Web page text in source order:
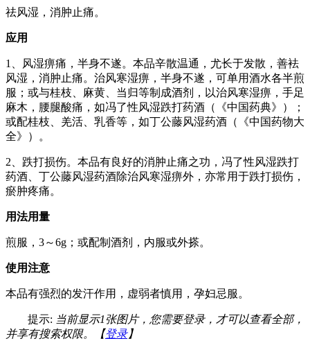
祛风湿，消肿止痛。
应用
1、风湿痹痛，半身不遂。本品辛散温通，尤长于发散，善袪
风湿，消肿止痛。治风寒湿痹，半身不遂，可单用酒水各半煎
服；或与桂枝、麻黄、当归等制成酒剂，以治风寒湿痹，手足
麻木，腰腿酸痛，如冯了性风湿跌打药酒（《中国药典》）；
或配桂枝、羌活、乳香等，如丁公藤风湿药酒（《中国药物大
全》）。
2、跌打损伤。本品有良好的消肿止痛之功，冯了性风湿跌打
药酒、丁公藤风湿药酒除治风寒湿痹外，亦常用于跌打损伤，
瘀肿疼痛。
用法用量
煎服，3～6g；或配制酒剂，内服或外搽。
使用注意
本品有强烈的发汗作用，虚弱者慎用，孕妇忌服。
提示: 当前显示1张图片，您需要登录，才可以查看全部，
并享有搜索权限。【登录】